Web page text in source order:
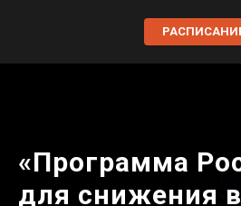
«Программа
для снижения